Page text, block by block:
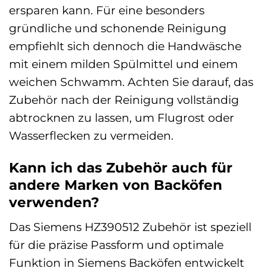
ersparen kann. Für eine besonders
gründliche und schonende Reinigung
empfiehlt sich dennoch die Handwäsche
mit einem milden Spülmittel und einem
weichen Schwamm. Achten Sie darauf, das
Zubehör nach der Reinigung vollständig
abtrocknen zu lassen, um Flugrost oder
Wasserflecken zu vermeiden.
Kann ich das Zubehör auch für
andere Marken von Backöfen
verwenden?
Das Siemens HZ390512 Zubehör ist speziell
für die präzise Passform und optimale
Funktion in Siemens Backöfen entwickelt